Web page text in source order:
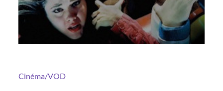
Cinéma/VOD